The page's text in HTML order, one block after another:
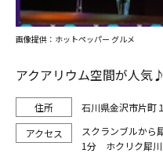
アクアリウム空間が人
石川県金沢市片町
スクランブルか
1分 ホクリク犀川
画像提供：ホットペッパー グルメ